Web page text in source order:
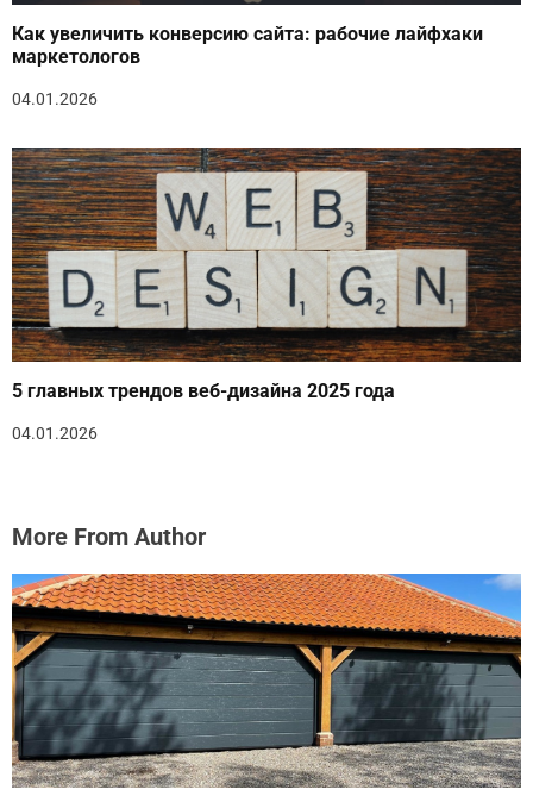
Как увеличить конверсию сайта: рабочие лайфхаки
маркетологов
04.01.2026
5 главных трендов веб-дизайна 2025 года
04.01.2026
More From Author